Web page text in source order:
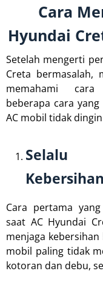
Cara
Hyundai
Setelah mengerti
Creta bermasalah,
memahami cara
beberapa cara
AC mobil tidak
Cara pertama
saat AC Hyundai
menjaga
mobil paling tidak
kotoran dan debu,